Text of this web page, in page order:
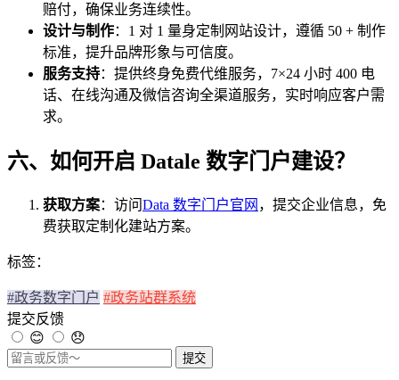
赔付，确保业务连续性。
设计与制作：1 对 1 量身定制网站设计，遵循 50 + 制作
标准，提升品牌形象与可信度。
服务支持：提供终身免费代维服务，7×24 小时 400 电
话、在线沟通及微信咨询全渠道服务，实时响应客户需
求。
六、如何开启 Datale 数字门户建设？
获取方案：访问Data 数字门户官网 ，提交企业信息，免
费获取定制化建站方案。
标签：
#政务数字门户 #政务站群系统
提交反馈
😊
😞